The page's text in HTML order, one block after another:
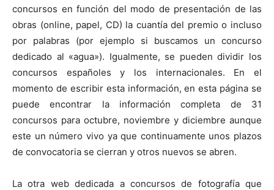
concursos en función del modo de presentación de las
obras (online, papel, CD) la cuantía del premio o incluso
por palabras (por ejemplo si buscamos un concurso
dedicado al «agua»). Igualmente, se pueden dividir los
concursos españoles y los internacionales. En el
momento de escribir esta información, en esta página se
puede encontrar la información completa de 31
concursos para octubre, noviembre y diciembre aunque
este un número vivo ya que continuamente unos plazos
de convocatoria se cierran y otros nuevos se abren.
La otra web dedicada a concursos de fotografía que